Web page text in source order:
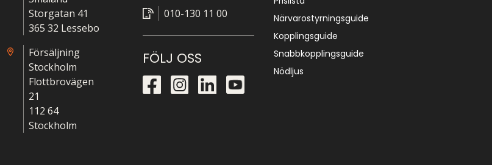
Storgatan 41
365 32 Lessebo
Försäljning
Stockholm
Flottbrovägen
21
112 64
Stockholm
010-130 11 00
FÖLJ OSS
Närvarostyrningsguide
Kopplingsguide
Snabbkopplingsguide
Nödljus